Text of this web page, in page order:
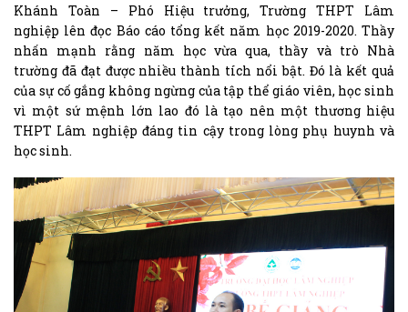
Khánh Toàn – Phó Hiệu trưởng, Trường THPT Lâm
nghiệp lên đọc Báo cáo tổng kết năm học 2019-2020. Thầy
nhấn mạnh rằng năm học vừa qua, thầy và trò Nhà
trường đã đạt được nhiều thành tích nổi bật. Đó là kết quả
của sự cố gắng không ngừng của tập thể giáo viên, học sinh
vì một sứ mệnh lớn lao đó là tạo nên một thương hiệu
THPT Lâm nghiệp đáng tin cậy trong lòng phụ huynh và
học sinh.